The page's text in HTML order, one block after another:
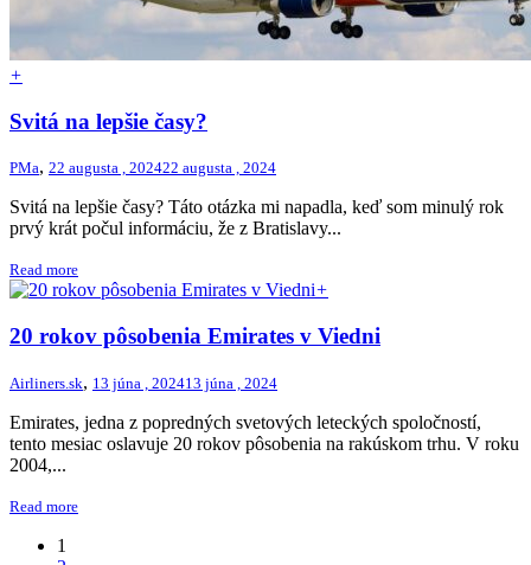
+
Svitá na lepšie časy?
PMa, 22 augusta , 202422 augusta , 2024
Svitá na lepšie časy? Táto otázka mi napadla, keď som minulý rok
prvý krát počul informáciu, že z Bratislavy...
Read more
+
20 rokov pôsobenia Emirates v Viedni
Airliners.sk, 13 júna , 202413 júna , 2024
Emirates, jedna z popredných svetových leteckých spoločností,
tento mesiac oslavuje 20 rokov pôsobenia na rakúskom trhu. V roku
2004,...
Read more
1